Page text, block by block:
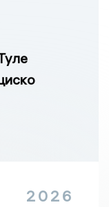
2026